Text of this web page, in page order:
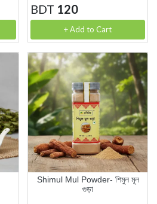
BDT 120
+ Add to Cart
Shimul Mul Powder- শিমুল মূল
গুড়া